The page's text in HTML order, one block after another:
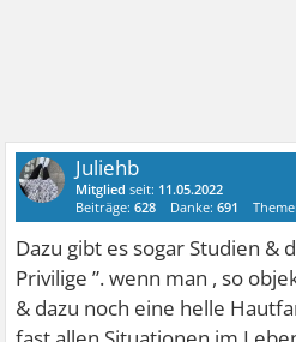
Juliehb
Mitglied seit: 11.05.2022
Beiträge:628 Danke:691
Dazu gibt es sogar Studien &
Privilige ”. wenn man , so
& dazu noch eine helle